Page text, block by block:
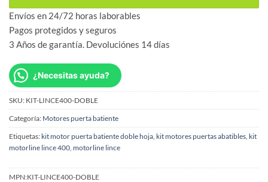
Envíos en 24/72 horas laborables
Pagos protegidos y seguros
3 Años de garantía. Devoluciónes 14 días
¿Necesitas ayuda?
SKU: KIT-LINCE400-DOBLE
Categoría: Motores puerta batiente
Etiquetas: kit motor puerta batiente doble hoja kit motores puertas abatibles kit
motorline lince 400 motorline lince
MPN:KIT-LINCE400-DOBLE